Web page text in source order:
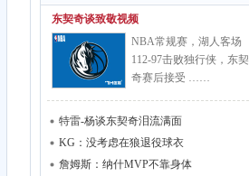
东契奇谈致敬视频
NBA常规赛，湖人客场
112-97击败独行侠，东契
奇赛后接受 ……
特雷-杨谈东契奇泪流满面
KG：没考虑在狼退役球衣
詹姆斯：纳什MVP不靠身体